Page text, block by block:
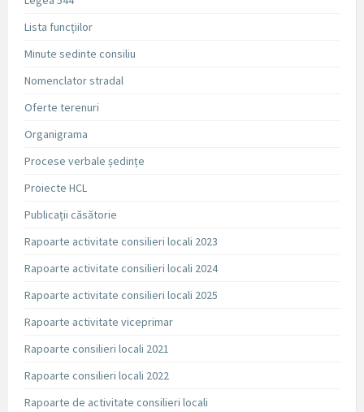
Lista funcțiilor
Minute sedinte consiliu
Nomenclator stradal
Oferte terenuri
Organigrama
Procese verbale ședințe
Proiecte HCL
Publicații căsătorie
Rapoarte activitate consilieri locali 2023
Rapoarte activitate consilieri locali 2024
Rapoarte activitate consilieri locali 2025
Rapoarte activitate viceprimar
Rapoarte consilieri locali 2021
Rapoarte consilieri locali 2022
Rapoarte de activitate consilieri locali